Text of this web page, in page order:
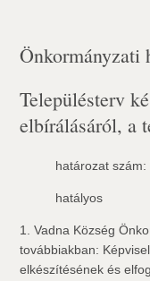
Önkormányzati
Településterv
elbírálásáról, a
határozat szám:
hatályos
1. Vadna Község
továbbiakban:
elkészítésének és